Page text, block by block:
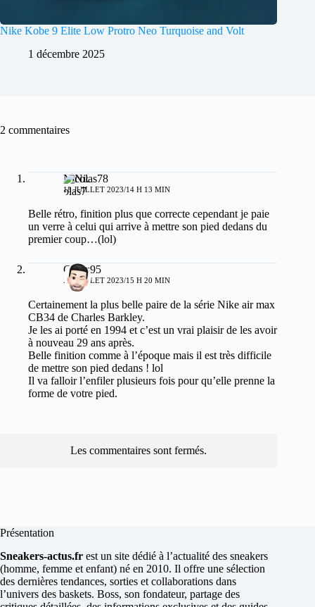
Nike Kobe 9 Elite Low Protro Neo Turquoise and Volt
1 décembre 2025
2 commentaires
Nicolas78
18 JUILLET 2023/14 H 13 MIN
Belle rétro, finition plus que correcte cependant je paie
un verre à celui qui arrive à mettre son pied dedans du
premier coup…(lol)
Cirius95
22 JUILLET 2023/15 H 20 MIN
Certainement la plus belle paire de la série Nike air max
CB34 de Charles Barkley.
Je les ai porté en 1994 et c’est un vrai plaisir de les avoir
à nouveau 29 ans après.
Belle finition comme à l’époque mais il est très difficile
de mettre son pied dedans ! lol
Il va falloir l’enfiler plusieurs fois pour qu’elle prenne la
forme de votre pied.
Les commentaires sont fermés.
Présentation
Sneakers-actus.fr est un site dédié à l’actualité des sneakers
(homme, femme et enfant) né en 2010. Il offre une sélection
des dernières tendances, sorties et collaborations dans
l’univers des baskets. Boss, son fondateur, partage des